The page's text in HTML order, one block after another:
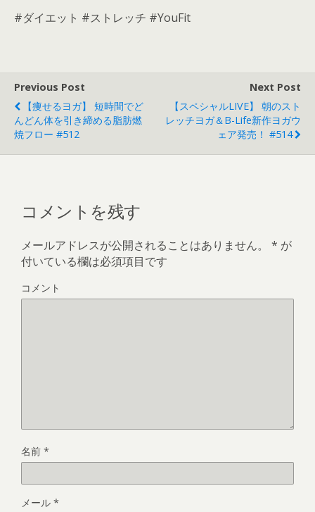
#ダイエット #ストレッチ #YouFit
Previous Post
【痩せるヨガ】 短時間でど
んどん体を引き締める脂肪燃
焼フロー #512
Next Post
【スペシャルLIVE】 朝のスト
レッチヨガ＆B-Life新作ヨガウ
ェア発売！ #514
コメントを残す
メールアドレスが公開されることはありません。 * が
付いている欄は必須項目です
コメント
名前 *
メール *